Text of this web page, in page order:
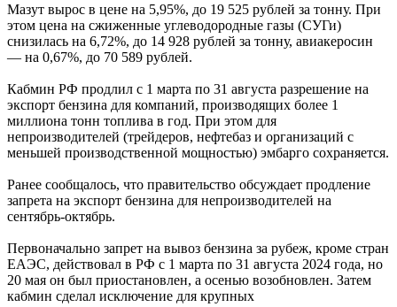
Мазут вырос в цене на 5,95%, до 19 525 рублей за тонну. При
этом цена на сжиженные углеводородные газы (СУГи)
снизилась на 6,72%, до 14 928 рублей за тонну, авиакеросин
— на 0,67%, до 70 589 рублей.
Кабмин РФ продлил с 1 марта по 31 августа разрешение на
экспорт бензина для компаний, производящих более 1
миллиона тонн топлива в год. При этом для
непроизводителей (трейдеров, нефтебаз и организаций с
меньшей производственной мощностью) эмбарго сохраняется.
Ранее сообщалось, что правительство обсуждает продление
запрета на экспорт бензина для непроизводителей на
сентябрь-октябрь.
Первоначально запрет на вывоз бензина за рубеж, кроме стран
ЕАЭС, действовал в РФ с 1 марта по 31 августа 2024 года, но
20 мая он был приостановлен, а осенью возобновлен. Затем
кабмин сделал исключение для крупных